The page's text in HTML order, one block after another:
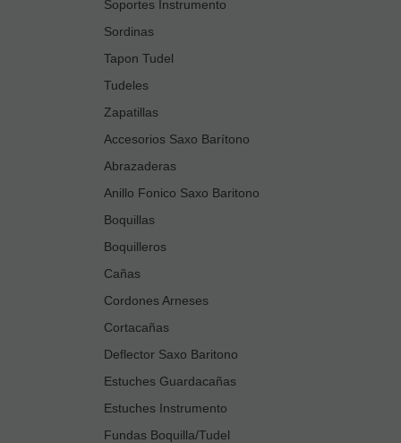
Soportes Instrumento
Sordinas
Tapon Tudel
Tudeles
Zapatillas
Accesorios Saxo Barítono
Abrazaderas
Anillo Fonico Saxo Baritono
Boquillas
Boquilleros
Cañas
Cordones Arneses
Cortacañas
Deflector Saxo Baritono
Estuches Guardacañas
Estuches Instrumento
Fundas Boquilla/Tudel